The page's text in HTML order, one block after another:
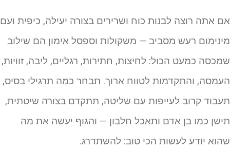
אתה רוצה לבנות כוח ושרירים בצורה יעילה, כיפית ועם
רעש מסביב — משקולות וספסל אימון הם שילוב
כמעט הכול: לחיצות, חתירות, רגליים, ליבה, זוויות,
והתקדמות לטווח ארוך. תבחר כמה תרגילי בסיס,
קרוב לעייפות עם שליטה, תתקדם בצורה שיטתית,
כמו בן אדם ותאכל חלבון — והגוף יעשה את מה
יודע לעשות הכי טוב: להשתדרג.